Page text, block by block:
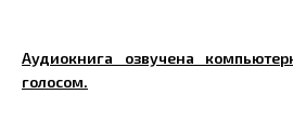
Аудиокнига озвучена
голосом.